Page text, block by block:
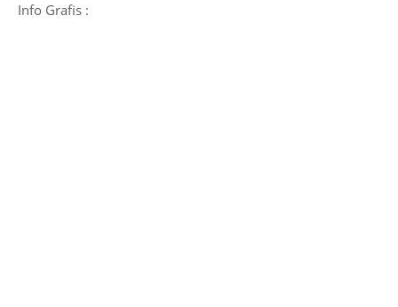
Info Grafis :